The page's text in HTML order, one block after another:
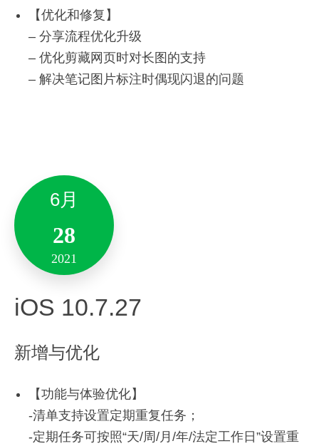
备注:此版本仅支持10.13及其以上系统版本。
5月
Mac 9.5.1
新增与优化
新增「隐私锁」功能：
-支持普通笔记本添加隐私锁，其中的笔记需要输入
优化「多人多屏动态编辑模式」功能：
– 修复偶现的智能表格里一个单元格内出现多个复
选框的问题;
全新「多人多屏动态编辑模式」功能：
支持多人实时协同编辑啦！支持实时同步协作者
的头像、光标、选中及编辑等操作，灵活控制协
作权限，让你与好友高效协作！
容；
支持实时感知所有模块的协同操作，包括光标位
置、模块选中、编辑等；
支持离线编辑，并自动在联网时将内容同步到笔
记内；
支持笔记共享到微信，与好友在微信小程序内一
优化升级笔记历史，支持查看每个版本内容及修
优化：
性能优化，增强稳定性。
【优化和修复】
– 分享流程优化升级
– 优化剪藏网页时对长图的支持
– 解决笔记图片标注时偶现闪退的问题
6月
28
2021
iOS 10.7.27
新增与优化
【功能与体验优化】
-清单支持设置定期重复任务；
-定期任务可按照“天/周/月/年/法定工作日”设置重
2021
Android 10.7.44
全新「富文本评论」、「模块评论」功能火爆出现
~~
「评论」是多人协作场景中的特色功能,让你可以
对任何文字,和模块提建议意见,表达看法。协作者
也同时可以针对你的看法,再进行自由表达。
全新「@某人」功能,配套火爆出现~~
使用的功能。你在评论内容的同时@他,他将立刻
你的互动。